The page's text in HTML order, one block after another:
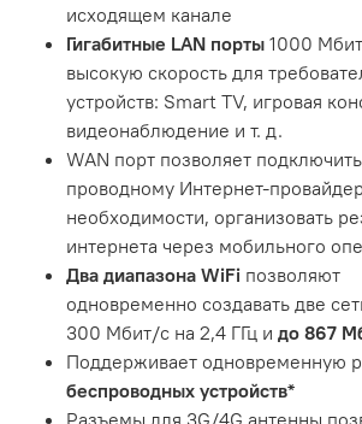
исходящем канале
Гигабитные LAN порты 1000
высокую скорость для
устройств: Smart TV, игровая
видеонаблюдение и т. д.
WAN порт позволяет
проводному Интернет-
необходимости, организовать
интернета через мобильного
Два диапазона WiFi позволяют
одновременно создавать две
300 Мбит/с на 2,4 ГГц и до 867
Поддерживает одновременную
беспроводных устройств*